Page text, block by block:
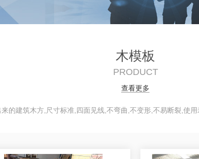
木模板
PRODUCT
查看更多
的建筑木方,尺寸标准,四面见线,不弯曲,不变形,不易断裂,使